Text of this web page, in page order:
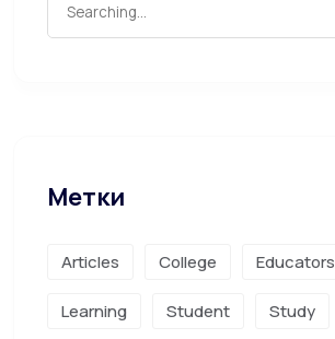
Метки
Articles College Educators
Learning Student Study